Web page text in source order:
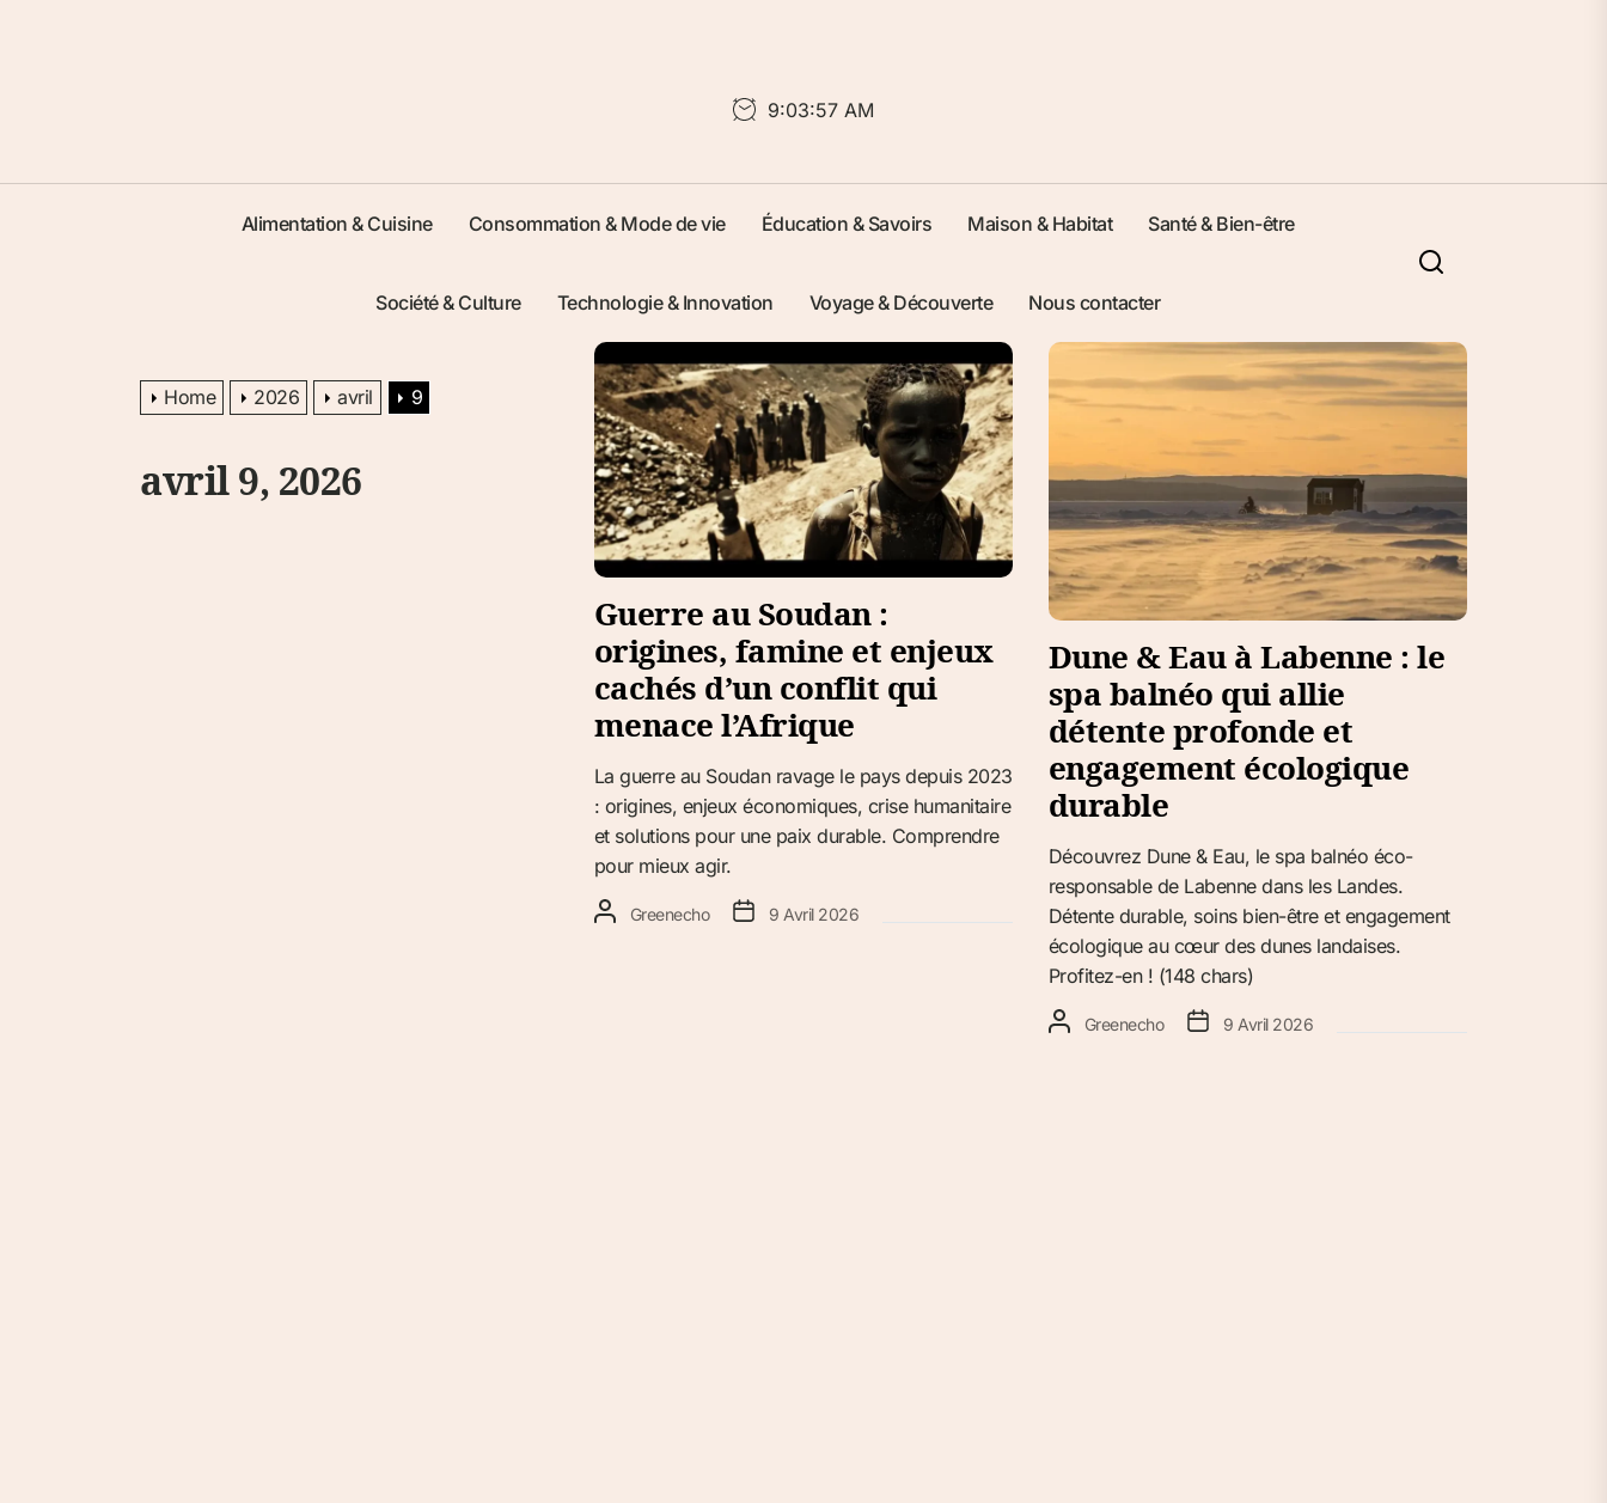
9:03:58 AM
Alimentation & Cuisine Consommation & Mode de vie Éducation & Savoirs Maison & Habitat Santé & Bien-être
Société & Culture Technologie & Innovation Voyage & Découverte Nous contacter
Home 2026 avril 9
avril 9, 2026
Guerre au Soudan :
origines, famine et enjeux
cachés d’un conflit qui
menace l’Afrique
La guerre au Soudan ravage le pays depuis 2023
: origines, enjeux économiques, crise humanitaire
et solutions pour une paix durable. Comprendre
pour mieux agir.
Greenecho 9 Avril 2026
Dune & Eau à Labenne : le
spa balnéo qui allie
détente profonde et
engagement écologique
durable
Découvrez Dune & Eau, le spa balnéo éco-
responsable de Labenne dans les Landes.
Détente durable, soins bien-être et engagement
écologique au cœur des dunes landaises.
Profitez-en ! (148 chars)
Greenecho 9 Avril 2026